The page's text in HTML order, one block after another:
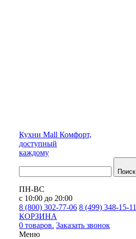
Кухни Mall Комфорт,
доступный
каждому
Поиск
ПН-ВС
с 10:00 до 20:00
8 (800) 302-77-06 8 (499) 348-15-11
КОРЗИНА
0 товаров. Заказать звонок
Меню